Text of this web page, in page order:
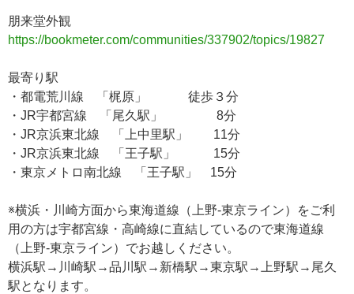
朋来堂外観
https://bookmeter.com/communities/337902/topics/19827
最寄り駅
・都電荒川線 「梶原」 徒歩３分
・JR宇都宮線 「尾久駅」 8分
・JR京浜東北線 「上中里駅」 11分
・JR京浜東北線 「王子駅」 15分
・東京メトロ南北線 「王子駅」 15分
※横浜・川崎方面から東海道線（上野-東京ライン）をご利
用の方は宇都宮線・高崎線に直結しているので東海道線
（上野-東京ライン）でお越しください。
横浜駅→川崎駅→品川駅→新橋駅→東京駅→上野駅→尾久
駅となります。